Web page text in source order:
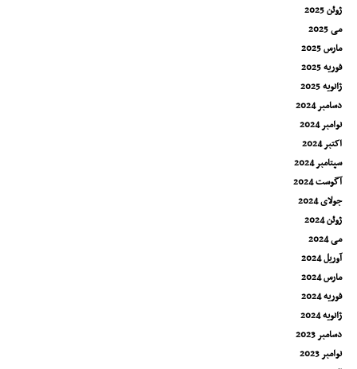
ژوئن 2025
می 2025
مارس 2025
فوریه 2025
ژانویه 2025
دسامبر 2024
نوامبر 2024
اکتبر 2024
سپتامبر 2024
آگوست 2024
جولای 2024
ژوئن 2024
می 2024
آوریل 2024
مارس 2024
فوریه 2024
ژانویه 2024
دسامبر 2023
نوامبر 2023